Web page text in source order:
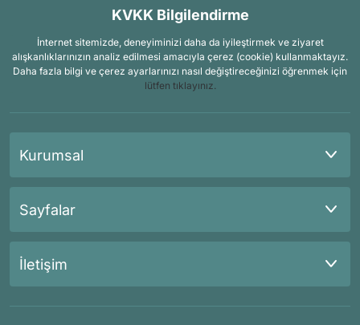
KVKK Bilgilendirme
İnternet sitemizde, deneyiminizi daha da iyileştirmek ve ziyaret
alışkanlıklarınızın analiz edilmesi amacıyla çerez (cookie) kullanmaktayız.
Daha fazla bilgi ve çerez ayarlarınızı nasıl değiştireceğinizi öğrenmek için
lütfen tıklayınız.
Kurumsal
Sayfalar
İletişim